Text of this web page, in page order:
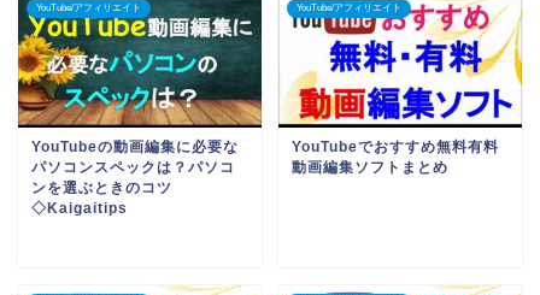
YouTube/アフィリエイト
YouTubeの動画編集に必要な
パソコンスペックは？パソコ
ンを選ぶときのコツ
◇Kaigaitips
YouTube/アフィリエイト
YouTubeでおすすめ無料有料
動画編集ソフトまとめ